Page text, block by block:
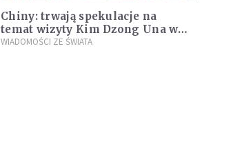
Chiny: trwają spekulacje na
temat wizyty Kim Dzong Una w
Pekinie
WIADOMOŚCI ZE ŚWIATA